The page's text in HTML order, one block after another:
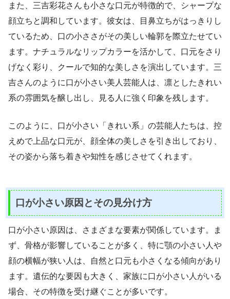
また、三吉彩花さんも小さな口元が特徴的で、シャープな
顔立ちと調和しています。彼女は、目鼻立ちがはっきりし
ているため、口の小ささがその美しい輪郭を際立たせてい
ます。ナチュラルなリップカラーを活かして、口元をさり
げなく彩り、クールで知的な美しさを演出しています。三
吉さんのように口が小さい美人芸能人は、凛としたきれい
系の雰囲気を醸し出し、見る人に強く印象を残します。
このように、口が小さい「きれい系」の芸能人たちは、控
えめで上品な口元が、顔全体の美しさを引き出しており、
その姿から落ち着きや知性を感じさせてくれます。
口が小さい原因とその見分け方
口が小さい原因は、さまざまな要素が関係しています。ま
ず、骨格が影響していることが多く、特に顎の小さい人や
顔の横幅が狭い人は、自然と口元も小さくなる傾向があり
ます。遺伝的な要因も大きく、家族に口が小さい人がいる
場合、その特徴を受け継ぐことが多いです。